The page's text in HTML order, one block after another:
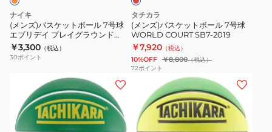
84-
373Z
ー
ル
7
号
デ
ナイキ
(メンズ)バスケットボール 7号球
エブリデイ プレイグラウンド
BS3061-8167
￥3,300 （税込）
30ポイント
ー
ル
7
号
球
WORLD
COURT
SB7-
2019
タチカラ
(メンズ)バスケットボール 7号球
WORLD COURT SB7-2019
￥7,920 （税込）
10%OFF ￥8,800（税込）
72ポイント
ズ)
バ
ズ)
バ